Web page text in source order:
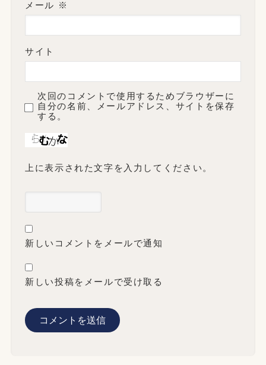
メール ※
サイト
次回のコメントで使用するためブラウザーに
自分の名前、メールアドレス、サイトを保存
する。
上に表示された文字を入力してください。
新しいコメントをメールで通知
新しい投稿をメールで受け取る